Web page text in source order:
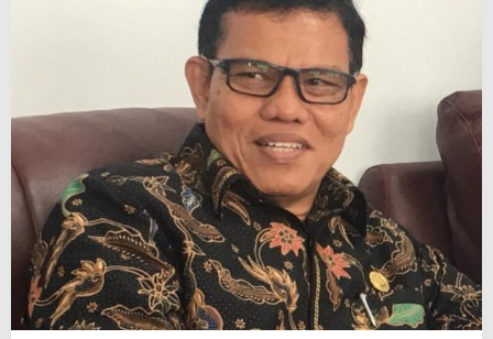
o
s
i
i
O
i
m
i
a
d
e